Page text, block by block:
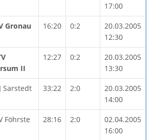
17:00
Gronau
16:20 0:2
20.03.2005
12:30
II
12:27 0:2
20.03.2005
13:30
Sarstedt 33:22 2:0
20.03.2005
14:00
Föhrste 28:16 2:0
02.04.2005
16:00